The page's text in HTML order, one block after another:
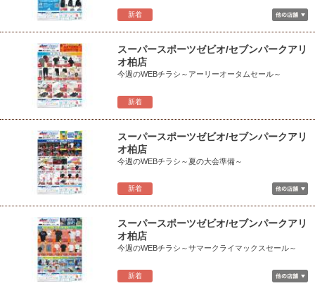
新着
新着
スーパースポーツゼビオ/セブンパークアリ
オ柏店
今週のWEBチラシ～アーリーオータムセール～
新着
スーパースポーツゼビオ/セブンパークアリ
オ柏店
今週のWEBチラシ～夏の大会準備～
新着
スーパースポーツゼビオ/セブンパークアリ
オ柏店
今週のWEBチラシ～サマークライマックスセール～